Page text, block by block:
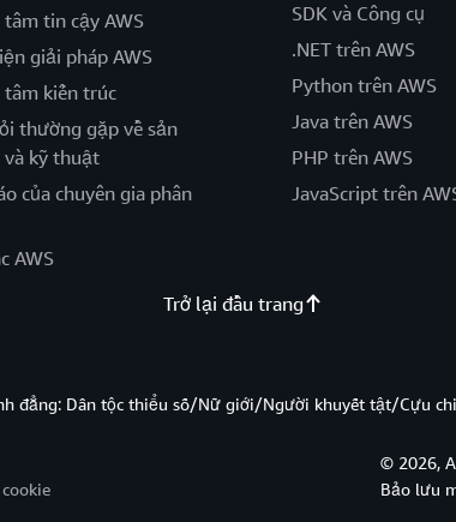
tâm tin cậy AWS
giải pháp AWS
tâm kiến trúc
thường gặp về sản
và kỹ thuật
của chuyên gia phân
AWS
SDK và Công cụ
.NET trên AWS
Python trên AWS
Java trên AWS
PHP trên AWS
JavaScript trên
Trở lại đầu trang
đẳng: Dân tộc thiểu số/Nữ giới/Người khuyết tật/Cựu
© 2026,
Bảo lưu